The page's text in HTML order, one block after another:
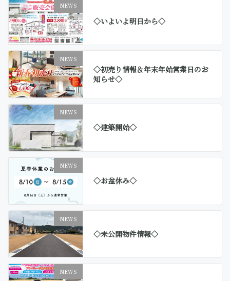
NEWS
◇いよいよ明日から◇
NEWS
◇初売り情報＆年末年始営業日のお
知らせ◇
NEWS
◇建築開始◇
NEWS
◇お盆休み◇
NEWS
◇未公開物件情報◇
NEWS